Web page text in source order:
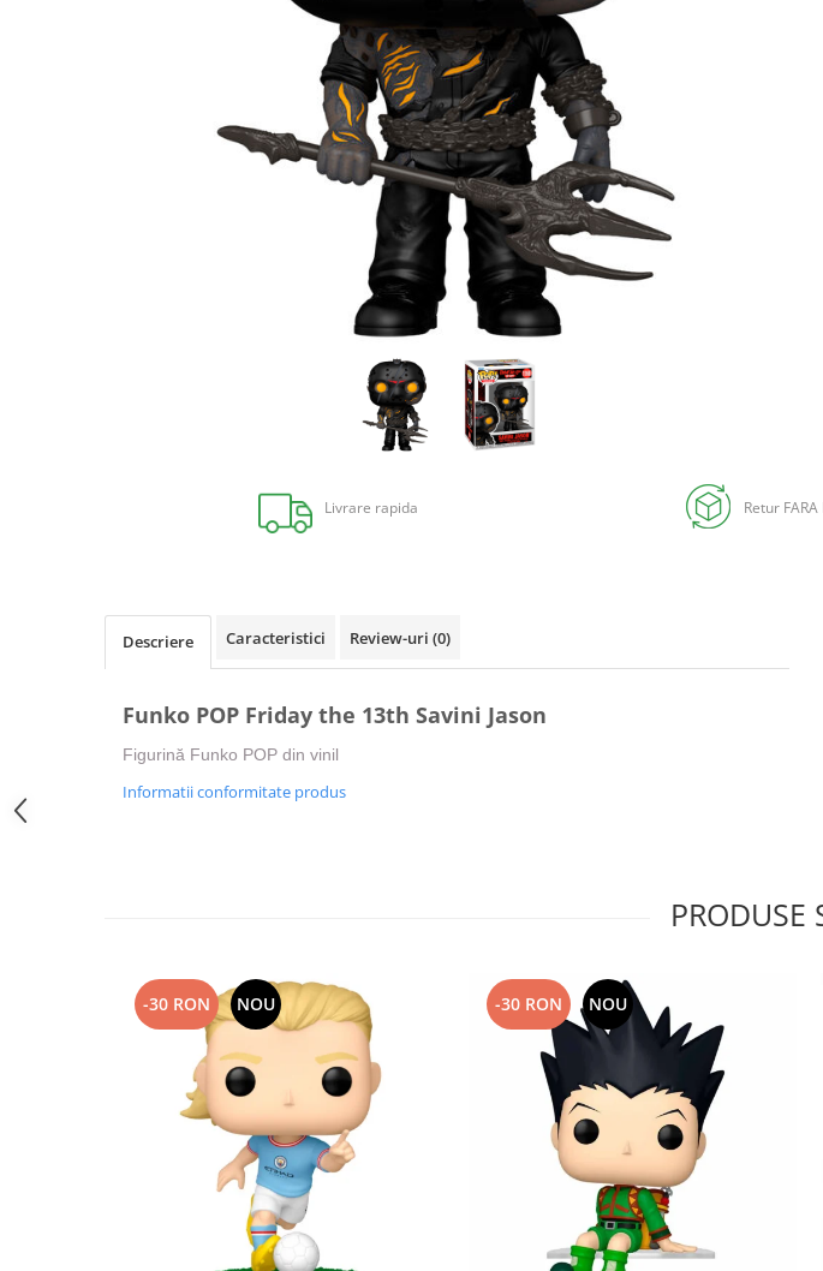
Livrare rapida Retur
Descriere Caracteristici Review-uri (0)
Funko POP Friday the 13th Savini Jason
Figurină Funko POP din vinil
Informatii conformitate produs
PRODUSE
-30 RON NOU -30 RON NOU